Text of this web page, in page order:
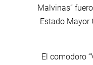
Malvinas”
Estado Mayor
El comodoro